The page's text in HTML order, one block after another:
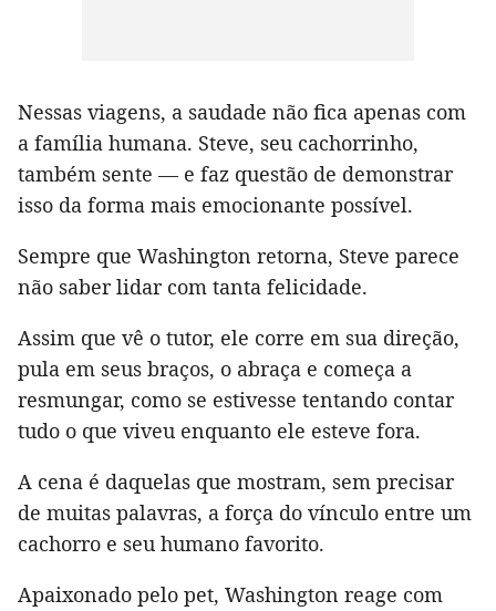
Nessas viagens, a saudade não fica apenas com
a família humana. Steve, seu cachorrinho,
também sente — e faz questão de demonstrar
isso da forma mais emocionante possível.
Sempre que Washington retorna, Steve parece
não saber lidar com tanta felicidade.
Assim que vê o tutor, ele corre em sua direção,
pula em seus braços, o abraça e começa a
resmungar, como se estivesse tentando contar
tudo o que viveu enquanto ele esteve fora.
A cena é daquelas que mostram, sem precisar
de muitas palavras, a força do vínculo entre um
cachorro e seu humano favorito.
Apaixonado pelo pet, Washington reage com